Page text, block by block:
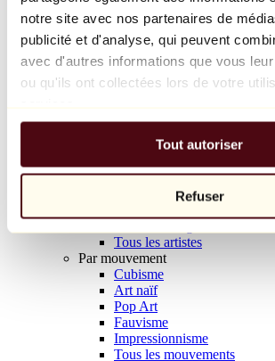
notre site avec nos partenaires de
publicité et d'analyse, qui peuvent
avec d'autres informations que vous
ou qu'ils ont collectées lors de votre
Tout autoriser
Refuser
Balloon Dog (Orange)
Jeff Koons
10 000 €
Parcourir
Tous les sculpteurs
Tous les photographes
Tous les artistes
Par mouvement
Cubisme
Art naïf
Pop Art
Fauvisme
Impressionnisme
Tous les mouvements